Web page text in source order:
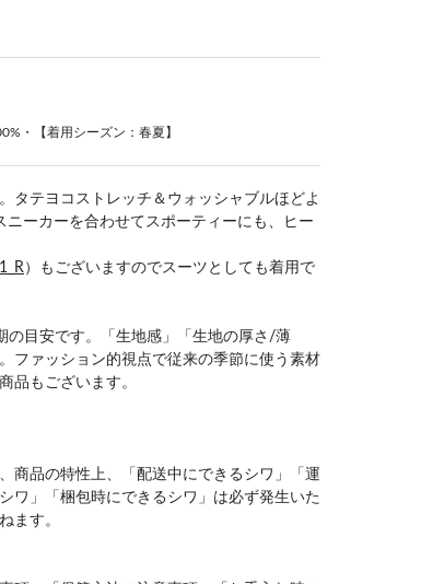
・【着用シーズン：春夏】
タテヨコストレッチ＆ウォッシャブルほどよ
ーカーを合わせてスポーティーにも、ヒー
）もございますのでスーツとしても着用で
の目安です。「生地感」「生地の厚さ/薄
ファッション的視点で従来の季節に使う素材
品もございます。
商品の特性上、「配送中にできるシワ」「運
ワ」「梱包時にできるシワ」は必ず発生いた
ます。